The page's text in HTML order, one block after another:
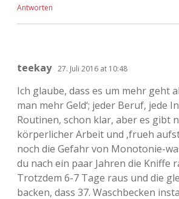
Antworten
teekay 27. Juli 2016 at 10:48
Ich glaube, dass es um mehr geht
man mehr Geld‘; jeder Beruf, jede
Routinen, schon klar, aber es gibt
körperlicher Arbeit und ‚frueh
noch die Gefahr von Monotonie-
du nach ein paar Jahren die Kniffe
Trotzdem 6-7 Tage raus und die
backen, dass 37. Waschbecken